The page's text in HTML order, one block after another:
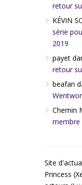
retour
KÉVIN
série
2019
payet
retour
beafan
Chemin
membre
Site
Princess